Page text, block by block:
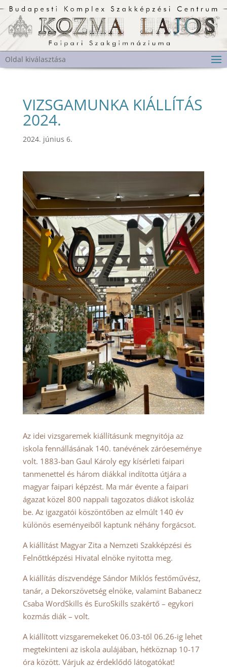
Oldal kiválasztása
VIZSGAMUNKA KIÁLLÍTÁS
2024.
2024. június 6.
Az idei vizsgaremek kiállításunk megnyitója az
iskola fennállásának 140. tanévének záróeseménye
volt. 1883-ban Gaul Károly egy kísérleti faipari
tanmenettel és három diákkal indította útjára a
magyar faipari képzést. Ma már évente a faipari
ágazat közel 800 nappali tagozatos diákot iskoláz
be. Az igazgatói köszöntőben az elmúlt 140 év
különös eseményeiből kaptunk néhány forgácsot.
A kiállítást Magyar Zita a Nemzeti Szakképzési és
Felnőttképzési Hivatal elnöke nyitotta meg.
A kiállítás díszvendége Sándor Miklós festőművész,
tanár, a Dekorszövetség elnöke, valamint Babanecz
Csaba WordSkills és EuroSkills szakértő – egykori
kozmás diák – volt.
A kiállított vizsgaremekeket 06.03-től 06.26-ig lehet
megtekinteni az iskola aulájában, hétköznap 10-17
óra között. Várjuk az érdeklődő látogatókat!